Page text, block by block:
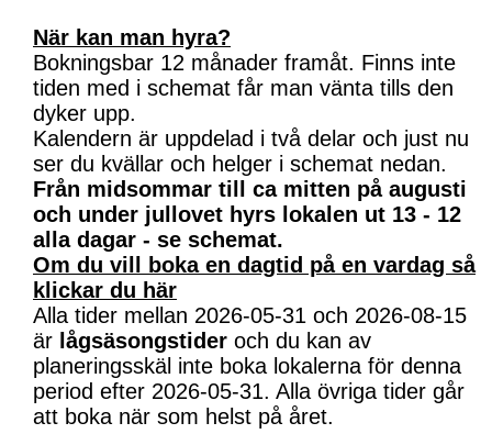
När kan man hyra?
Bokningsbar 12 månader framåt. Finns inte
tiden med i schemat får man vänta tills den
dyker upp.
Kalendern är uppdelad i två delar och just nu
ser du kvällar och helger i schemat nedan.
Från midsommar till ca mitten på augusti
och under jullovet hyrs lokalen ut 13 - 12
alla dagar - se schemat.
Om du vill boka en dagtid på en vardag så
klickar du här
Alla tider mellan 2026-05-31 och 2026-08-15
är lågsäsongstider och du kan av
planeringsskäl inte boka lokalerna för denna
period efter 2026-05-31. Alla övriga tider går
att boka när som helst på året.